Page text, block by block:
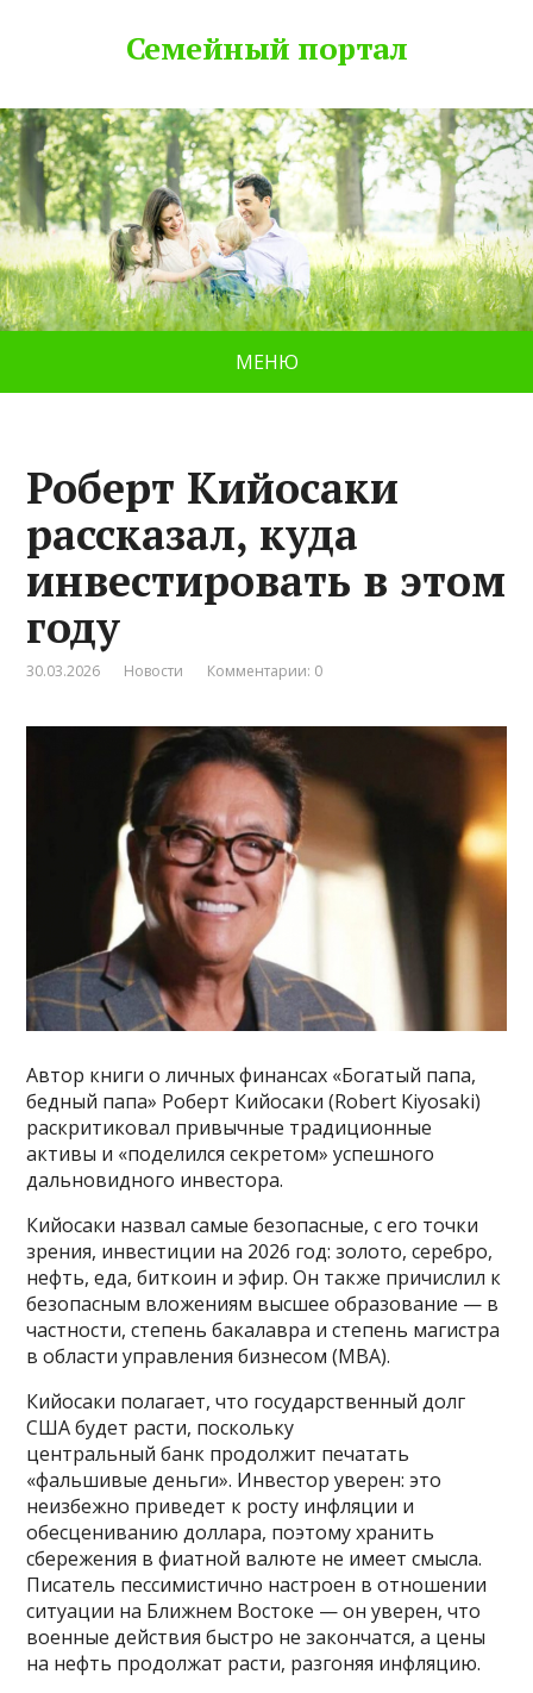
Семейный портал
МЕНЮ
Роберт Кийосаки
рассказал, куда
инвестировать в этом
году
30.03.2026 Новости Комментарии: 0
Автор книги о личных финансах «Богатый папа,
бедный папа» Роберт Кийосаки (Robert Kiyosaki)
раскритиковал привычные традиционные
активы и «поделился секретом» успешного
дальновидного инвестора.
Кийосаки назвал самые безопасные, с его точки
зрения, инвестиции на 2026 год: золото, серебро,
нефть, еда, биткоин и эфир. Он также причислил к
безопасным вложениям высшее образование — в
частности, степень бакалавра и степень магистра
в области управления бизнесом (MBA).
Кийосаки полагает, что государственный долг
США будет расти, поскольку
центральный банк продолжит печатать
«фальшивые деньги». Инвестор уверен: это
неизбежно приведет к росту инфляции и
обесцениванию доллара, поэтому хранить
сбережения в фиатной валюте не имеет смысла.
Писатель пессимистично настроен в отношении
ситуации на Ближнем Востоке — он уверен, что
военные действия быстро не закончатся, а цены
на нефть продолжат расти, разгоняя инфляцию.